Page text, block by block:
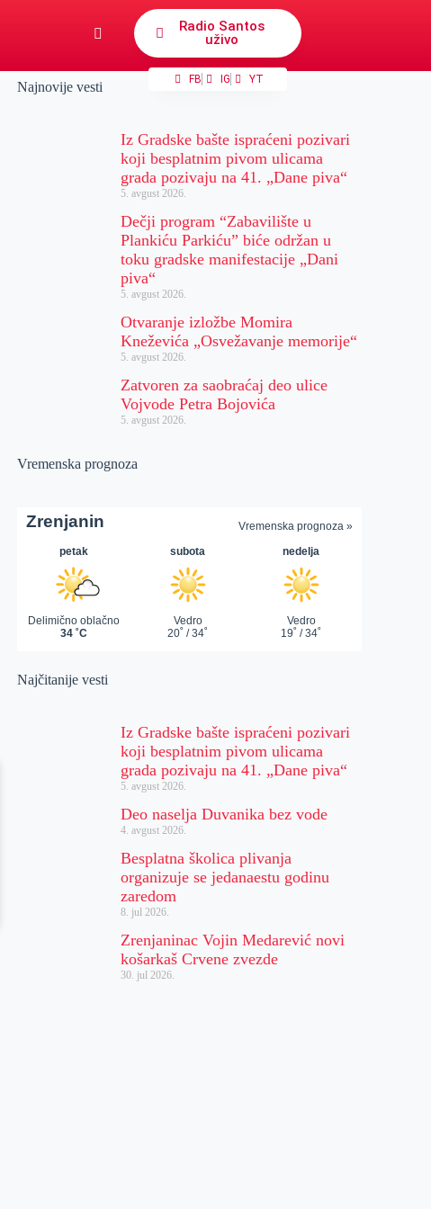
Radio Santos
uživo
FB IG YT
Najnovije vesti
Iz Gradske bašte ispraćeni pozivari
koji besplatnim pivom ulicama
grada pozivaju na 41. „Dane piva“
5. avgust 2026.
Dečji program “Zabavilište u
Plankiću Parkiću” biće održan u
toku gradske manifestacije „Dani
piva“
5. avgust 2026.
Otvaranje izložbe Momira
Kneževića „Osvežavanje memorije“
5. avgust 2026.
Zatvoren za saobraćaj deo ulice
Vojvode Petra Bojovića
5. avgust 2026.
Vremenska prognoza
Najčitanije vesti
Iz Gradske bašte ispraćeni pozivari
koji besplatnim pivom ulicama
grada pozivaju na 41. „Dane piva“
5. avgust 2026.
Deo naselja Duvanika bez vode
4. avgust 2026.
Besplatna školica plivanja
organizuje se jedanaestu godinu
zaredom
8. jul 2026.
Zrenjaninac Vojin Medarević novi
košarkaš Crvene zvezde
30. jul 2026.